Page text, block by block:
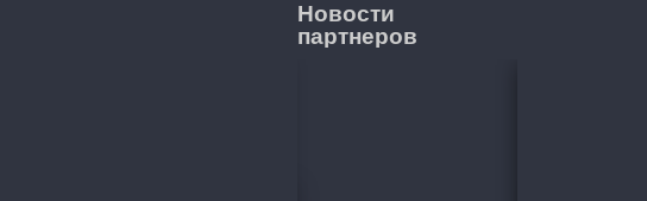
Новости
партнеров